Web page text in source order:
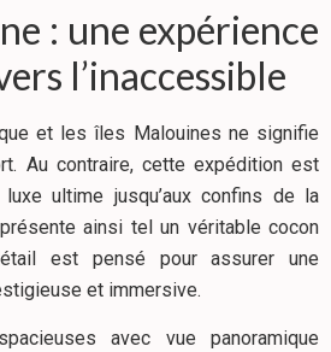
: une expérience
l’inaccessible
et les îles Malouines ne signifie
Au contraire, cette expédition est
ultime jusqu’aux confins de la
ainsi tel un véritable cocon
est pensé pour assurer une
et immersive.
avec vue panoramique